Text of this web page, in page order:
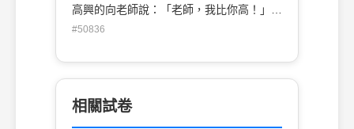
高興的向老師說：「老師，我比你高！」下
列有關老師的回應，何者較能建立豐富的口
好厲害！可以爬那麼高(C)哦！爬一下下就
要下來了(D)哇！你從上面看到什麼呢？
#50836
相關試卷